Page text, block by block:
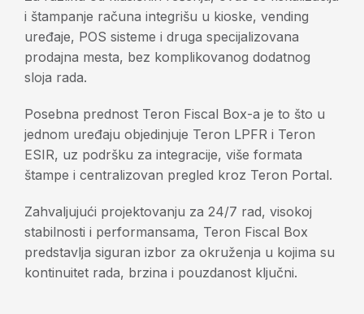
i štampanje računa integrišu u kioske, vending
uređaje, POS sisteme i druga specijalizovana
prodajna mesta, bez komplikovanog dodatnog
sloja rada.
Posebna prednost Teron Fiscal Box-a je to što u
jednom uređaju objedinjuje Teron LPFR i Teron
ESIR, uz podršku za integracije, više formata
štampe i centralizovan pregled kroz Teron Portal.
Zahvaljujući projektovanju za 24/7 rad, visokoj
stabilnosti i performansama, Teron Fiscal Box
predstavlja siguran izbor za okruženja u kojima su
kontinuitet rada, brzina i pouzdanost ključni.